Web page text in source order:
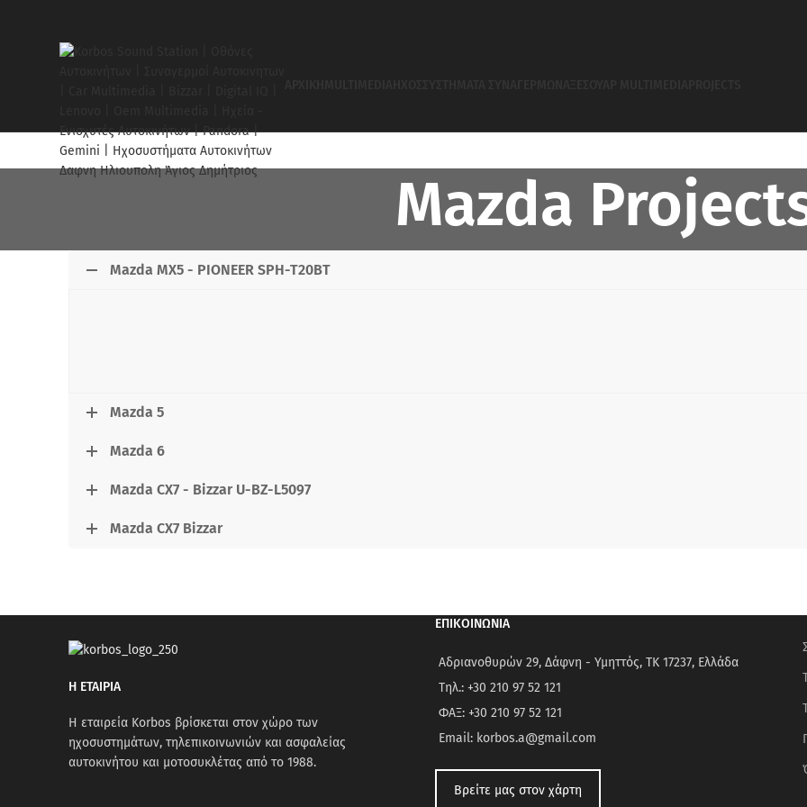
Mazda
Mazda MX5 - PIONEER SPH-T20BT
Mazda 5
Mazda 6
Mazda CX7 - Bizzar U-BZ-L5097
Mazda CX7 Bizzar
Η ΕΤΑΙΡΙΑ
Η εταιρεία Korbos βρίσκεται στον χώρο των
ηχοσυστημάτων, τηλεπικοινωνιών και ασφαλείας
αυτοκινήτου και μοτοσυκλέτας από το 1988.
ΕΠΙΚΟΙΝΩΝΙΑ
Αδριανοθυρών 29, Δάφνη - Υμηττός, ΤΚ 17237, Ελλάδα
Τηλ.: +30 210 97 52 121
ΦΑΞ: +30 210 97 52 121
Email: korbos.a@gmail.com
Βρείτε μας στον χάρτη